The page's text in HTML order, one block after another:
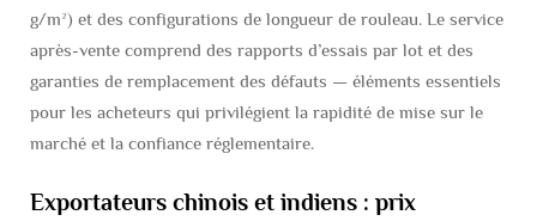
g/m²) et des configurations de longueur de rouleau. Le service
après-vente comprend des rapports d’essais par lot et des
garanties de remplacement des défauts — éléments essentiels
pour les acheteurs qui privilégient la rapidité de mise sur le
marché et la confiance réglementaire.
Exportateurs chinois et indiens : prix